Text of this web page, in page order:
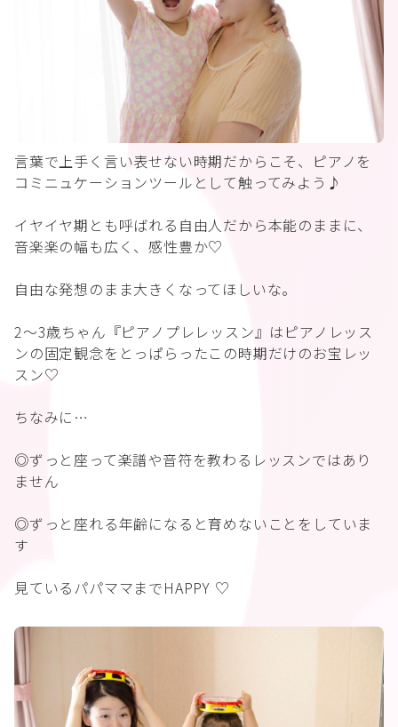
言葉で上手く言い表せない時期だからこそ、ピアノを
コミニュケーションツールとして触ってみよう♪
イヤイヤ期とも呼ばれる自由人だから本能のままに、
音楽楽の幅も広く、感性豊か♡
自由な発想のまま大きくなってほしいな。
2～3歳ちゃん『ピアノプレレッスン』はピアノレッス
ンの固定観念をとっぱらったこの時期だけのお宝レッ
スン♡
ちなみに…
◎ずっと座って楽譜や音符を教わるレッスンではあり
ません
◎ずっと座れる年齢になると育めないことをしていま
す
見ているパパママまでHAPPY ♡